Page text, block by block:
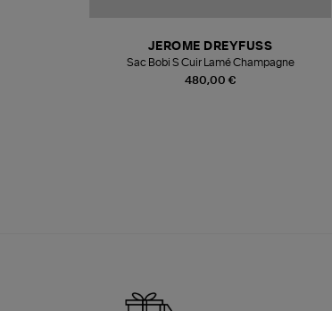
480,00 €
JEROME DREYFUSS
Sac Bobi S Cuir Lamé Champagne